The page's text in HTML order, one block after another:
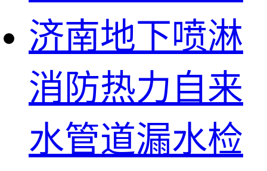
济南地下喷淋
消防热力自来
水管道漏水检